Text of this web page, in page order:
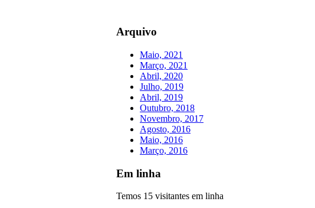
Arquivo
Maio, 2021
Março, 2021
Abril, 2020
Julho, 2019
Abril, 2019
Outubro, 2018
Novembro, 2017
Agosto, 2016
Maio, 2016
Março, 2016
Em linha
Temos 15 visitantes em linha